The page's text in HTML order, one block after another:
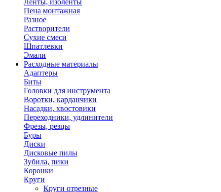
Ленты, изоленты
Пена монтажная
Разное
Растворители
Сухие смеси
Шпатлевки
Эмали
Расходные материалы
Адаптеры
Биты
Головки для инструмента
Воротки, карданчики
Насадки, хвостовики
Переходники, удлинители
Фрезы, резцы
Буры
Диски
Дисковые пилы
Зубила, пики
Коронки
Круги
Круги отрезные